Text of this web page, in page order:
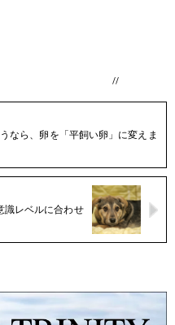
//
なら、卵を「平飼い卵」に変えま
識レベルに合わせ